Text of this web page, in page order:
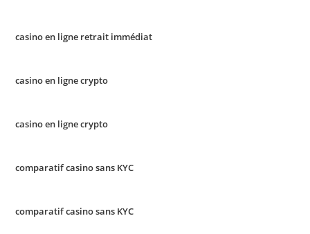
casino en ligne retrait immédiat
casino en ligne crypto
casino en ligne crypto
comparatif casino sans KYC
comparatif casino sans KYC